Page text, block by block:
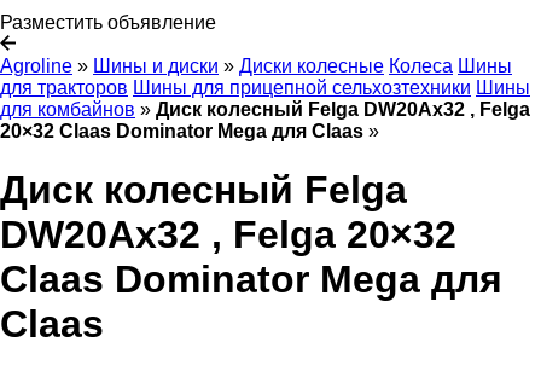
Разместить объявление
Agroline » Шины и диски » Диски колесные Колеса Шины
для тракторов Шины для прицепной сельхозтехники Шины
для комбайнов » Диск колесный Felga DW20Ax32 , Felga
20×32 Claas Dominator Mega для Claas »
Диск колесный Felga
DW20Ax32 , Felga 20×32
Claas Dominator Mega для
Claas